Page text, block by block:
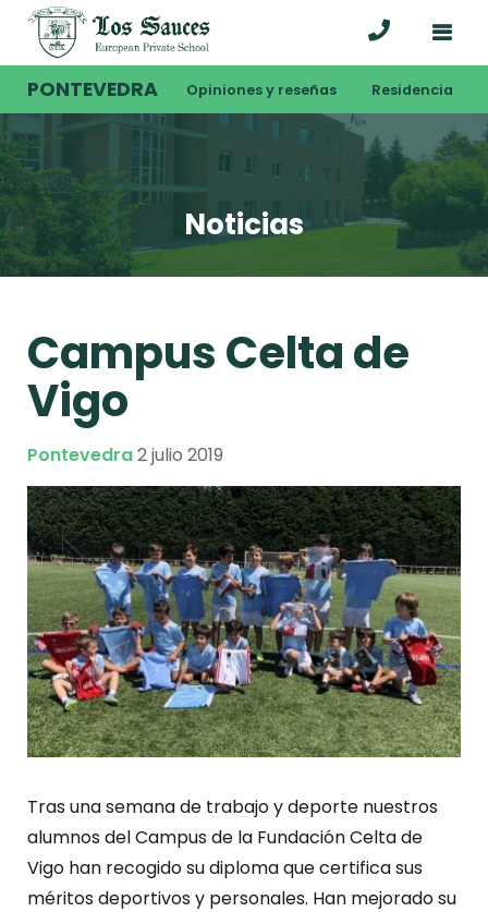
PONTEVEDRA Opiniones y reseñas Residencia
Noticias
Campus Celta de
Vigo
Pontevedra2 julio 2019
Tras una semana de trabajo y deporte nuestros
alumnos del Campus de la Fundación Celta de
Vigo han recogido su diploma que certifica sus
méritos deportivos y personales. Han mejorado su